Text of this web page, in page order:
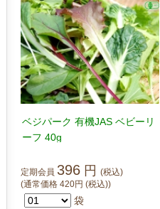
ベジパーク 有機JAS ベビーリ
ーフ 40g
定期会員 396 円(税込)
(通常価格420円(税込))
袋